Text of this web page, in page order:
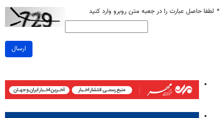
* لطفا حاصل عبارت را در جعبه متن روبرو وارد کنید
ارسال